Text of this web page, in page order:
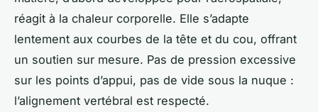
réagit à la chaleur corporelle. Elle s’adapte
lentement aux courbes de la tête et du cou, offrant
un soutien sur mesure. Pas de pression excessive
sur les points d’appui, pas de vide sous la nuque :
l’alignement vertébral est respecté.